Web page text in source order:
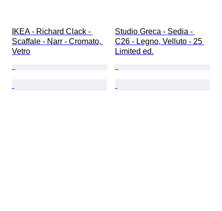
IKEA - Richard Clack -
Scaffale - Narr - Cromato,
Vetro
Studio Greca - Sedia -
C26 - Legno, Velluto - 25
Limited ed.